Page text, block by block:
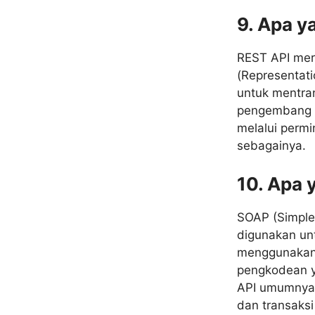
9. Apa
REST API
untuk
melalui
sebagainya.
10. Apa
SOAP
digunakan
pengkodean
API
dan